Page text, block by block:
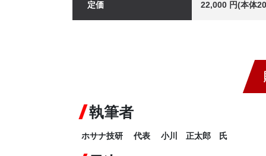
定価 22,000 円(本体
執筆者
ホサナ技研 代表 小川 正太郎 氏